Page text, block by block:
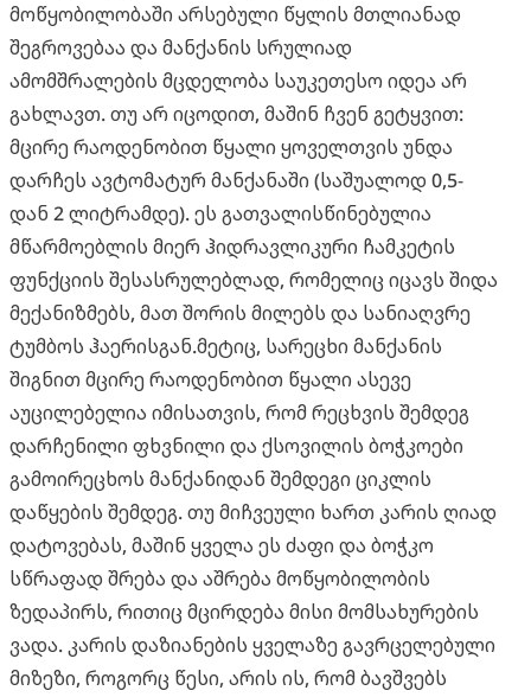
მოწყობილობაში არსებული წყლის მთლიანად
შეგროვებაა და მანქანის სრულიად
ამომშრალების მცდელობა საუკეთესო იდეა არ
გახლავთ. თუ არ იცოდით, მაშინ ჩვენ გეტყვით:
მცირე რაოდენობით წყალი ყოველთვის უნდა
დარჩეს ავტომატურ მანქანაში (საშუალოდ 0,5-
დან 2 ლიტრამდე). ეს გათვალისწინებულია
მწარმოებლის მიერ ჰიდრავლიკური ჩამკეტის
ფუნქციის შესასრულებლად, რომელიც იცავს შიდა
მექანიზმებს, მათ შორის მილებს და სანიაღვრე
ტუმბოს ჰაერისგან.მეტიც, სარეცხი მანქანის
შიგნით მცირე რაოდენობით წყალი ასევე
აუცილებელია იმისათვის, რომ რეცხვის შემდეგ
დარჩენილი ფხვნილი და ქსოვილის ბოჭკოები
გამოირეცხოს მანქანიდან შემდეგი ციკლის
დაწყების შემდეგ. თუ მიჩვეული ხართ კარის ღიად
დატოვებას, მაშინ ყველა ეს ძაფი და ბოჭკო
სწრაფად შრება და აშრება მოწყობილობის
ზედაპირს, რითიც მცირდება მისი მომსახურების
ვადა. კარის დაზიანების ყველაზე გავრცელებული
მიზეზი, როგორც წესი, არის ის, რომ ბავშვებს